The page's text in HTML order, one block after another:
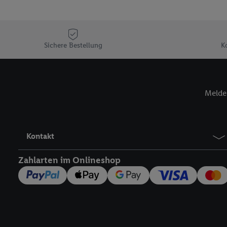
Sichere Bestellung
Kontakt
Zahlarten im Onlineshop
Sofern Sie hier Ihre
Verantwortlichkeit mit
zu erstellen (die
können, um Sie in von
Adresse in
Zudem erlauben Sie
den Lidl-Diensten
Wenn das der Fall ist,
Kundenkonto-
werden, damit wir
Nutzung der Utiq-
widerrufen - jederzeit
Telekommunikations-